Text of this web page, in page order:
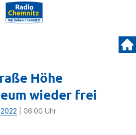
Höhe
wieder frei
| 06:00 Uhr